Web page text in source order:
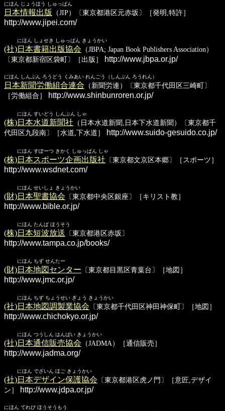
にほん じょうほう しゅっぱん
日本情報出版 （JIP）〔東京都港区元赤坂〕［発明,特許］
http://www.jipei.com/
にほん しょせき しゅっぱん きょうかい
(社)日本書籍出版協会 （JBPA; Japan Book Publishers Association）
〔東京都新宿区袋町〕［出版］
http://www.jbpa.or.jp/
にほん しんぶん ろうどう くみあい れんごう（しんぶん ろうれん）
日本新聞労働組合連合 （新聞労連）〔東京都千代田区三崎町〕
［労働組合］
http://www.shinbunroren.or.jp/
にほん すいどう しんぶん しゃ
(株)日本水道新聞社 （日本水道新聞,日本下水道新聞）〔東京都千
代田区九段南〕［水道,下水道］
http://www.suido-gesuido.co.jp/
にほん すぽーつ きかく しゅっぱん しゃ
(株)日本スポーツ企画出版社 〔東京都文京区本郷〕［スポーツ］
http://www.wsdnet.com/
にほん せいしょ きょうかい
(財)日本聖書協会 〔東京都中央区銀座〕［キリスト教］
http://www.bible.or.jp/
にほん たんぱ ほうそう
(株)日本短波放送 〔東京都港区赤坂〕
http://www.tampa.co.jp/books/
にほん ちず せんたー
(財)日本地図センター 〔東京都目黒区青葉台〕［地図］
http://www.jmc.or.jp/
にほん ちず ちょうせい ぎょう きょうかい
(社)日本地図調製業協会 〔東京都千代田区神田神保町〕［地図］
http://www.chichokyo.or.jp/
にほん つうしん はんばい きょうかい
(社)日本通信販売協会 （JADMA）［通信販売］
http://www.jadma.org/
にほん でざいん ほご きょうかい
(社)日本デザイン保護協会 〔東京都港区虎ノ門〕［意匠,デザイ
ン］
http://www.jdpa.or.jp/
にほん てれび ほうそうもう